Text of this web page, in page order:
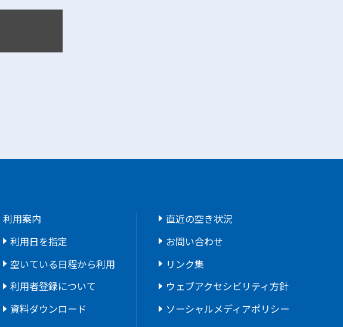
利用案内
利用日を指定
空いている日程から利用
利用者登録について
資料ダウンロード
直近の空き状況
お問い合わせ
リンク集
ウェブアクセシビリティ方針
ソーシャルメディアポリシー